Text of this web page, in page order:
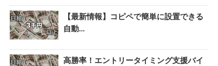
【最新情報】コピペで簡単に設置できる
自動...
高勝率！エントリータイミング支援バイ